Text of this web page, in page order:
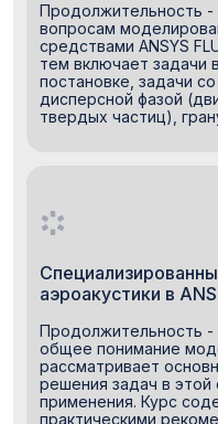
Продолжительность -
вопросам
средствами ANSYS
тем включает задачи
постановке, задачи
дисперсной фазой
твердых частиц),
аэроакустики в
Продолжительность -
общее понимание
рассматривает
решения задач в этой
применения. Курс
практическими